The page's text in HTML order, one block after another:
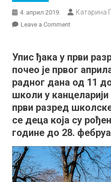
4. април 2019. Катарина
Leave a Commenton
будућих
првака
Упис ђака у први
почео је првог
радног дана од 11
школи у
први разред
се деца која су
године до 28.